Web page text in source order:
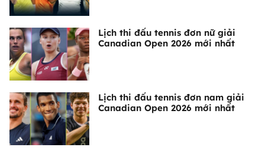
Lịch thi đấu tennis đơn nữ giải
Canadian Open 2026 mới nhất
Lịch thi đấu tennis đơn nam giải
Canadian Open 2026 mới nhất